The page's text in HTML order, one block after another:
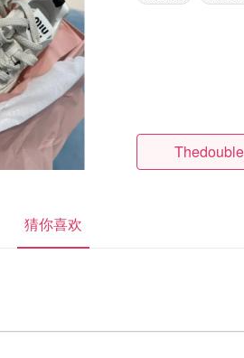
猜你喜欢